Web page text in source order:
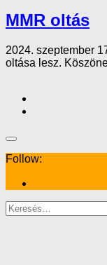
MMR oltás
2024. szeptember
oltása lesz.
Follow:
Keresés: